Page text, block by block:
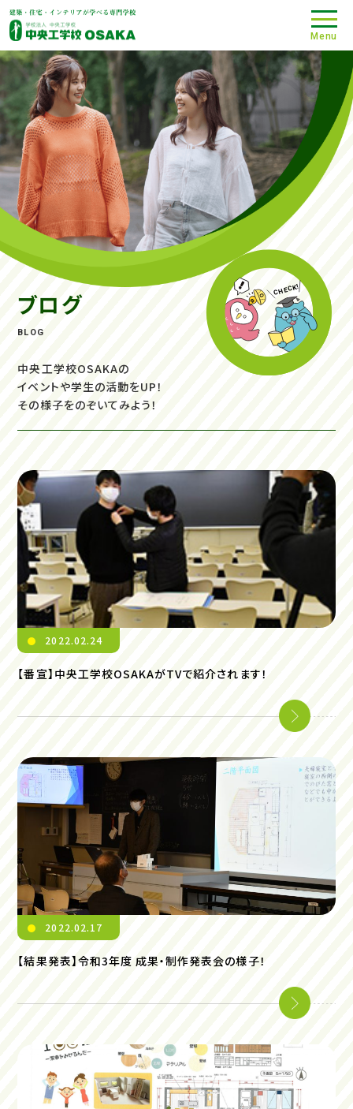
ブログ
BLOG
中央工学校OSAKAの
イベントや学生の活動をUP！
その様子をのぞいてみよう！
2022.02.24
【番宣】中央工学校OSAKAがTVで紹介されます！
2022.02.17
【結果発表】令和3年度 成果・制作発表会の様子！
Menu